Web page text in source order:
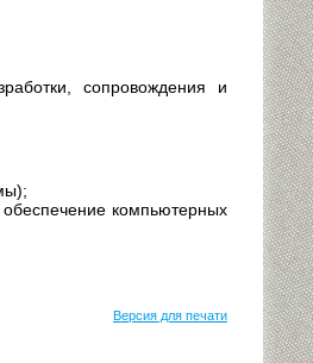
сопровождения и
компьютерных
Версия для печати